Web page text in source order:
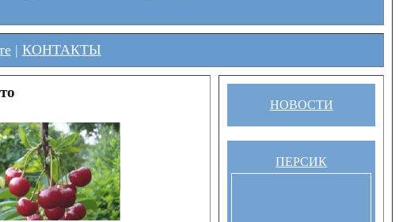
| КОНТАКТЫ
НОВОСТИ
ПЕРСИК